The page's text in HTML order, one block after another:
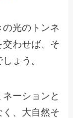
光のトンネ
わせば、そ
ょう。
ネーションと
、大自然そ